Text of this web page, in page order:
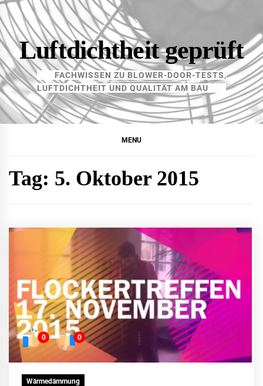
Skip
to
contentLuftdichtheit geprüft
FACHWISSEN ZU BLOWER-DOOR-TESTS,
LUFTDICHTHEIT UND QUALITÄT AM BAU
MENU
Tag: 5. Oktober 2015
0 0
Wärmedämmung